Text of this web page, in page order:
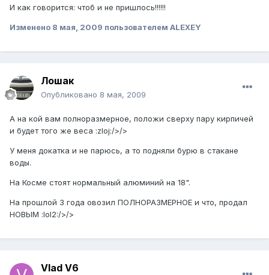
И как говорится: чтоб и не пришлось!!!!!!
Изменено 8 мая, 2009 пользователем ALEXEY
Лошак
Опубликовано 8 мая, 2009
А на кой вам полноразмерное, положи сверху пару кирпичей
и будет того же веса :zloj:/>/>
У меня докатка и не парюсь, а то подняли бурю в стакане
воды.
На Косме стоят нормальный алюминий на 18".
На прошлой 3 года овозил ПОЛНОРАЗМЕРНОЕ и что, продал
НОВЫМ :lol2:/>/>
Vlad V6